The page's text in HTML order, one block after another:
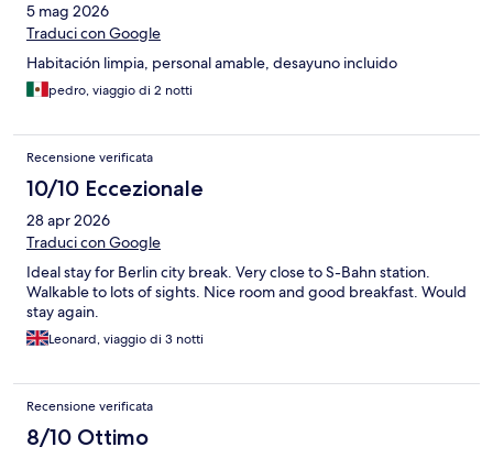
5 mag 2026
Traduci con Google
Habitación limpia, personal amable, desayuno incluido
pedro, viaggio di 2 notti
Recensione verificata
10/10 Eccezionale
28 apr 2026
Traduci con Google
Ideal stay for Berlin city break. Very close to S-Bahn station.
Walkable to lots of sights. Nice room and good breakfast. Would
stay again.
Leonard, viaggio di 3 notti
Recensione verificata
8/10 Ottimo